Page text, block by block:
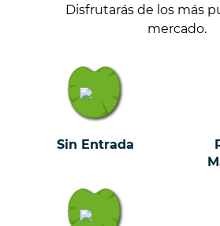
Disfrutarás de los más
mercado.
Sin Entrada